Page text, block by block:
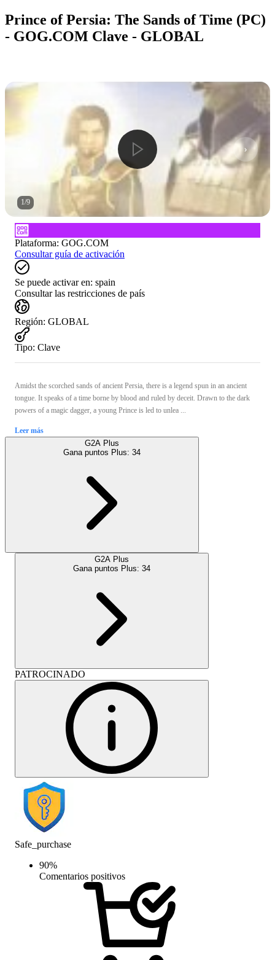
Prince of Persia: The Sands of Time (PC)
- GOG.COM Clave - GLOBAL
1/9
Plataforma: GOG.COM
Consultar guía de activación
Se puede activar en: spain
Consultar las restricciones de país
Región: GLOBAL
Tipo: Clave
Amidst the scorched sands of ancient Persia, there is a legend spun in an ancient
tongue. It speaks of a time borne by blood and ruled by deceit. Drawn to the dark
powers of a magic dagger, a young Prince is led to unlea ...
Leer más
G2A Plus
Gana puntos Plus: 34
G2A Plus
Gana puntos Plus: 34
PATROCINADO
Safe_purchase
90%
Comentarios positivos